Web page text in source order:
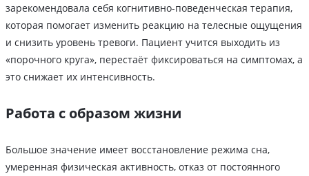
зарекомендовала себя когнитивно-поведенческая терапия,
которая помогает изменить реакцию на телесные ощущения
и снизить уровень тревоги. Пациент учится выходить из
«порочного круга», перестаёт фиксироваться на симптомах, а
это снижает их интенсивность.
Работа с образом жизни
Большое значение имеет восстановление режима сна,
умеренная физическая активность, отказ от постоянного